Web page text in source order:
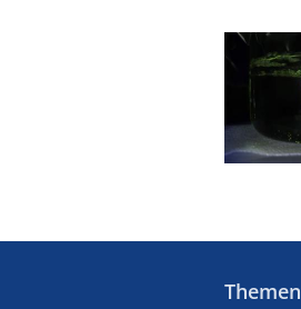
Themen